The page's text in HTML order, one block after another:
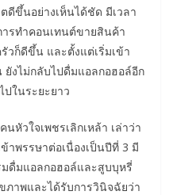
ดีขึ้นอย่างเห็นได้ชัด มีเวลา
ารทำคอนเทนต์ขายสินค้า
ก็ดีขึ้น และตั้งแต่เริ่มเข้า
ยังไม่กลับไปดื่มแอลกอฮอล์อีก
ปในระยะยาว
หัวใจเพชรเลิกเหล้า เล่าว่า
าพรรษาต่อเนื่องเป็นปีที่ 3 มี
ดื่มแอลกอฮอล์และสูบบุหรี่
าพและได้รับการวินิจฉัยว่า